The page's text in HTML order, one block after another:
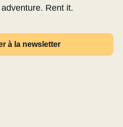
Rent it.
à la newsletter